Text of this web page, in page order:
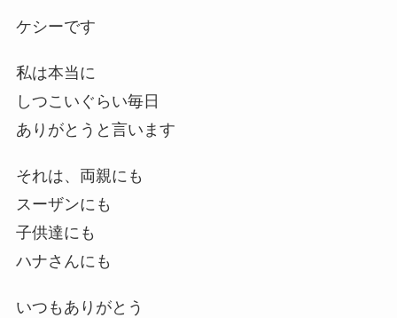
ケシーです
私は本当に
しつこいぐらい毎日
ありがとうと言います
それは、両親にも
スーザンにも
子供達にも
ハナさんにも
いつもありがとう